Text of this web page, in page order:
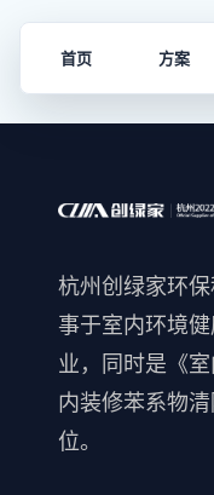
首页 方案
杭州创绿家环
事于室内环境
业，同时是《
内装修苯系物
位。